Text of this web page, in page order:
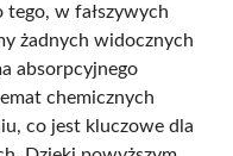
w fałszywych
żadnych widocznych
absorpcyjnego
chemicznych
co jest kluczowe dla